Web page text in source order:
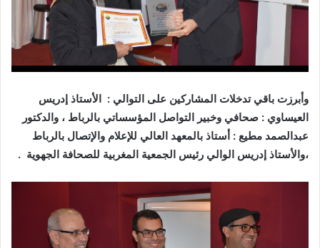
وأبرزت باقي تدخلات المشاركين على التوالي : الأستاذ إدريس
العيساوي : صحافي وخبير التواصل المؤسساتي بالرباط ، والدكتور
عبدالصمد مطيع : أستاذ بالمعهد العالي للإعلام والإتصال بالرباط
،والأستاذ إدريس الوالي رئيس الجمعية المغربية للصحافة الجهوية .